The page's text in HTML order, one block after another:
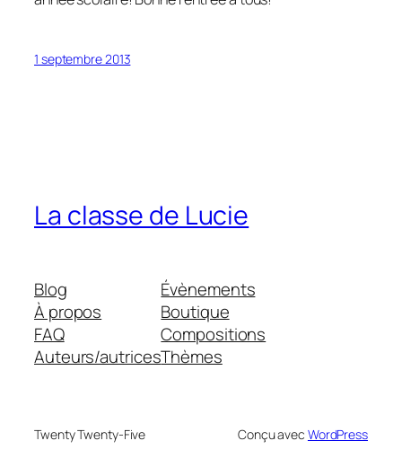
1 septembre 2013
La classe de Lucie
Blog
À propos
FAQ
Auteurs/autrices
Évènements
Boutique
Compositions
Thèmes
Twenty Twenty-Five Conçu avec WordPress